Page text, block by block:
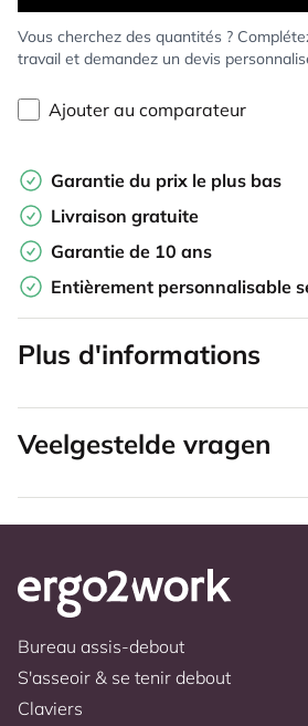
Vous cherchez des quantités ?
travail et demandez un devis
Ajouter au comparateur
Garantie du prix le plus bas
Livraison gratuite
Garantie de 10 ans
Entièrement personnalisable
Plus d'informations
Veelgestelde vragen
Bureau assis-debout
S'asseoir & se tenir debout
Claviers